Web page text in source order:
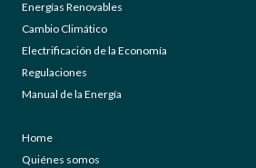
Energías Renovables
Cambio Climático
Electrificación de la Economía
Regulaciones
Manual de la Energía
Home
Quiénes somos